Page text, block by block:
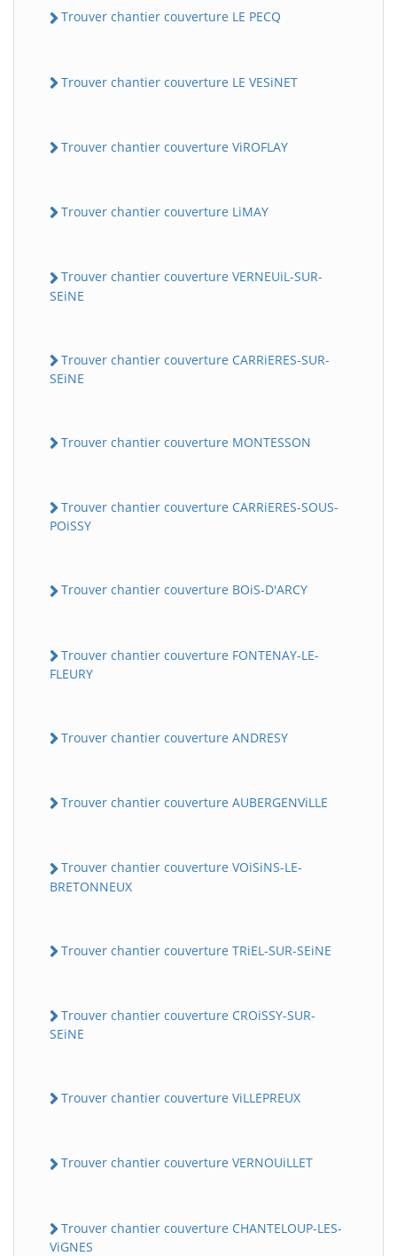
Trouver chantier couverture LE PECQ
Trouver chantier couverture LE VESiNET
Trouver chantier couverture ViROFLAY
Trouver chantier couverture LiMAY
Trouver chantier couverture VERNEUiL-SUR-
SEiNE
Trouver chantier couverture CARRiERES-SUR-
SEiNE
Trouver chantier couverture MONTESSON
Trouver chantier couverture CARRiERES-SOUS-
POiSSY
Trouver chantier couverture BOiS-D'ARCY
Trouver chantier couverture FONTENAY-LE-
FLEURY
Trouver chantier couverture ANDRESY
Trouver chantier couverture AUBERGENViLLE
Trouver chantier couverture VOiSiNS-LE-
BRETONNEUX
Trouver chantier couverture TRiEL-SUR-SEiNE
Trouver chantier couverture CROiSSY-SUR-
SEiNE
Trouver chantier couverture ViLLEPREUX
Trouver chantier couverture VERNOUiLLET
Trouver chantier couverture CHANTELOUP-LES-
ViGNES